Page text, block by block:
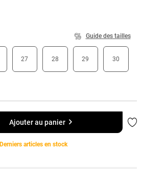
Guide des tailles
27 28 29 30
Ajouter au panier
Derniers articles en stock